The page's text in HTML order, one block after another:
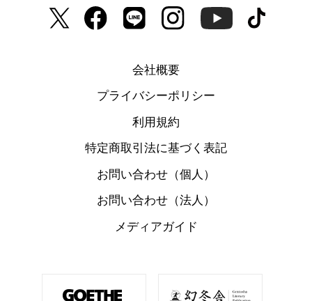
会社概要
プライバシーポリシー
利用規約
特定商取引法に基づく表記
お問い合わせ（個人）
お問い合わせ（法人）
メディアガイド